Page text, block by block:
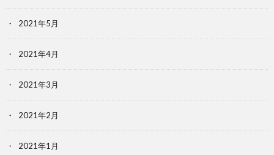
2021年5月
2021年4月
2021年3月
2021年2月
2021年1月